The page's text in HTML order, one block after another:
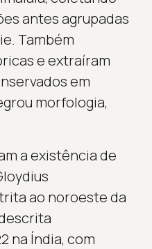
antes agrupadas
Também
e extraíram
em
morfologia,
a existência de
ao noroeste da
na Índia, com